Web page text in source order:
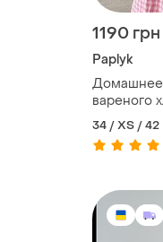
1190 грн
Paplyk
Домашнее
вареного
34 / XS / 42